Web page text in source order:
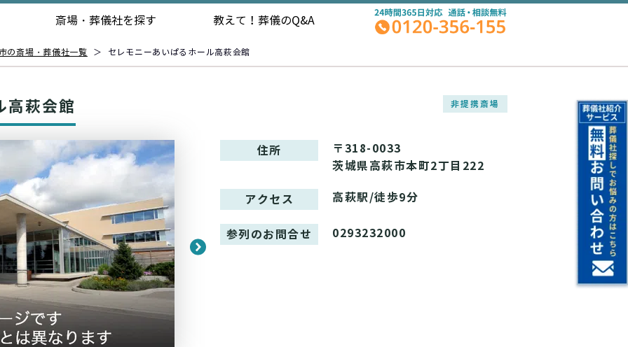
斎場・葬儀社を探す 教えて！ 葬儀のQ&A
の斎場・葬儀社一覧 ＞ セレモニーあいぱるホール高萩会館
高萩会館 非提携斎場
住所
〒318-0033
茨城県高萩市本町2丁目222
アクセス 高萩駅/徒歩9分
参列のお問合せ 0293232000